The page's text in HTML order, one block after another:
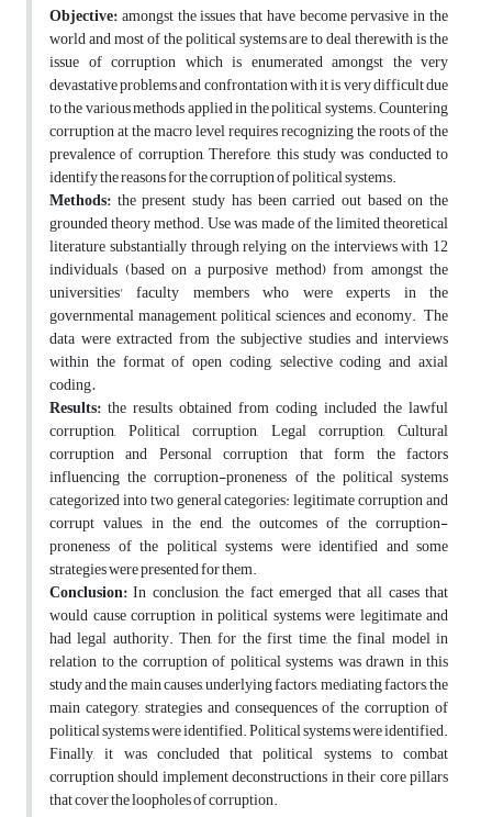
Objective:amongst the issues that have become pervasive in the
world and most of the political systems are to deal therewith is the
issue of corruption which is enumerated amongst the very
devastative problems and confrontation with it is very difficult due
to the various methods applied in the political systems. Countering
corruption at the macro level requires recognizing the roots of the
prevalence of corruption, Therefore, this study was conducted to
identify the reasons for the corruption of political systems.
Methods: the present study has been carried out based on the
grounded theory method. Use was made of the limited theoretical
literature substantially through relying on the interviews with 12
individuals (based on a purposive method) from amongst the
universities' faculty members who were experts in the
governmental management, political sciences and economy. The
data were extracted from the subjective studies and interviews
within the format of open coding, selective coding and axial
coding.
Results: the results obtained from coding included the lawful
corruption, Political corruption, Legal corruption, Cultural
corruption and Personal corruption that form the factors
influencing the corruption-proneness of the political systems
categorized into two general categories: legitimate corruption and
corrupt values, in the end, the outcomes of the corruption-
proneness of the political systems were identified and some
strategies were presented for them.
Conclusion:In conclusion, the fact emerged that all cases that
would cause corruption in political systems were legitimate and
had legal authority. Then, for the first time, the final model in
relation to the corruption of political systems was drawn in this
study and the main causes, underlying factors, mediating factors, the
main category, strategies and consequences of the corruption of
political systems were identified. Political systems were identified.
Finally, it was concluded that political systems to combat
corruption should implement deconstructions in their core pillars
that cover the loopholes of corruption.